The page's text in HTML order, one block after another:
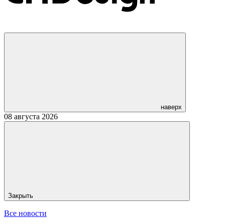
наверх
08 августа 2026
Закрыть
Все новости